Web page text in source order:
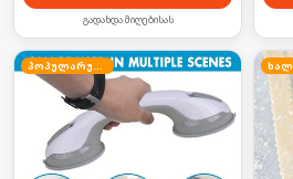
გადახდა მიღებისას
პოპულარული